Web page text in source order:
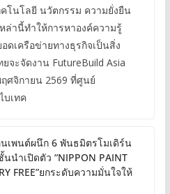
โนโลยี นวัตกรรม ความยั่งยืน
ล่านี้ทำให้การหาองค์ความรู้
เครือข่ายทางธุรกิจเป็นสิ่ง
จะจัดงาน FutureBuild Asia
ศจิกายน 2569 ที่ศูนย์
บเทค
เพนต์ผนึก 6 พันธมิตรโมเดิร์น
นนำเปิดตัว “NIPPON PAINT
FREE”ยกระดับความมั่นใจให้